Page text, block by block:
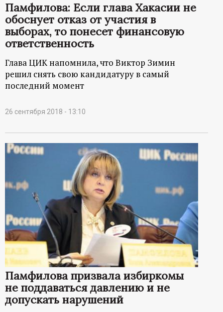
а
л
Памфилова: Если глава Хакасии не
обоснует отказ от участия в
выборах, то понесет финансовую
ответственность
Глава ЦИК напомнила, что Виктор Зимин
решил снять свою кандидатуру в самый
последний момент
26 сентября 2018 - 13:10
Памфилова призвала избиркомы
не поддаваться давлению и не
допускать нарушений